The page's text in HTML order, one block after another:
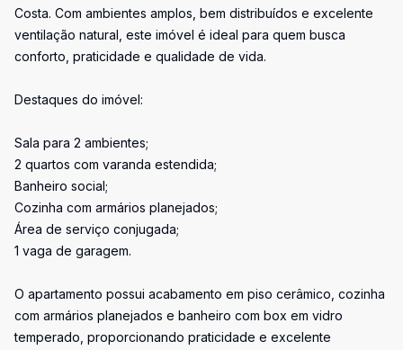
Costa. Com ambientes amplos, bem distribuídos e excelente
ventilação natural, este imóvel é ideal para quem busca
conforto, praticidade e qualidade de vida.
Destaques do imóvel:
Sala para 2 ambientes;
2 quartos com varanda estendida;
Banheiro social;
Cozinha com armários planejados;
Área de serviço conjugada;
1 vaga de garagem.
O apartamento possui acabamento em piso cerâmico, cozinha
com armários planejados e banheiro com box em vidro
temperado, proporcionando praticidade e excelente